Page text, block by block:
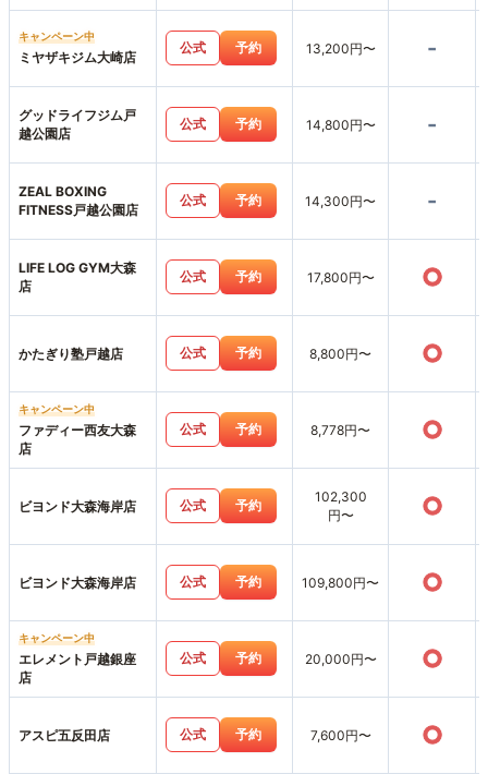
キャンペーン中
ミヤザキジム大崎店
公式 予約 13,200円〜 -
グッドライフジム戸
越公園店
公式 予約 14,800円〜 -
ZEAL BOXING
FITNESS戸越公園店
公式 予約 14,300円〜 -
LIFE LOG GYM大森
店
公式 予約 17,800円〜 ○
かたぎり塾戸越店 公式 予約 8,800円〜 ○
キャンペーン中
ファディー西友大森
店
公式 予約 8,778円〜 ○
ビヨンド大森海岸店 公式 予約
102,300
円〜
○
ビヨンド大森海岸店 公式 予約 109,800円〜 ○
キャンペーン中
エレメント戸越銀座
店
公式 予約 20,000円〜 ○
アスピ五反田店 公式 予約 7,600円〜 ○